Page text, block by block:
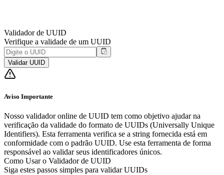
Validador de UUID
Verifique a validade de um UUID
Validar UUID
Aviso Importante
Nosso validador online de UUID tem como objetivo ajudar na
verificação da validade do formato de UUIDs (Universally Unique
Identifiers). Esta ferramenta verifica se a string fornecida está em
conformidade com o padrão UUID. Use esta ferramenta de forma
responsável ao validar seus identificadores únicos.
Como Usar o Validador de UUID
Siga estes passos simples para validar UUIDs